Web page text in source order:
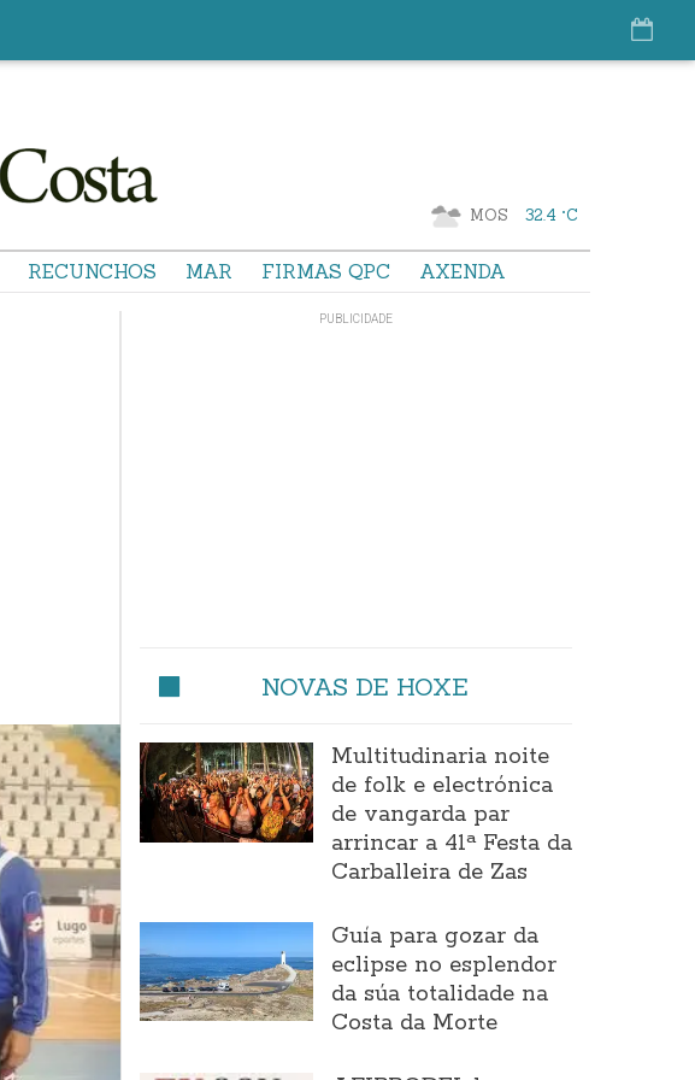
MOS 32.4 °C
RECUNCHOS MAR FIRMAS QPC AXENDA
NOVAS DE HOXE
Multitudinaria noite
de folk e electrónica
de vangarda par
arrincar a 41ª Festa da
Carballeira de Zas
Guía para gozar da
eclipse no esplendor
da súa totalidade na
Costa da Morte